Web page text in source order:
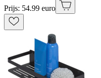
Prijs: 54.99 euro